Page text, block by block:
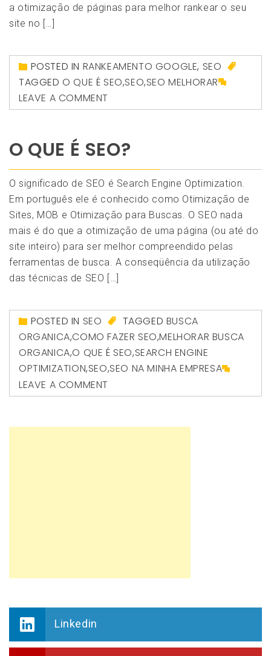
a otimização de páginas para melhor rankear o seu
site no […]
POSTED IN RANKEAMENTO GOOGLE, SEO
TAGGEDO QUE É SEO,SEO,SEO MELHORAR
LEAVE A COMMENT
O QUE É SEO?
O significado de SEO é Search Engine Optimization.
Em português ele é conhecido como Otimização de
Sites, MOB e Otimização para Buscas. O SEO nada
mais é do que a otimização de uma página (ou até do
site inteiro) para ser melhor compreendido pelas
ferramentas de busca. A conseqüência da utilização
das técnicas de SEO […]
POSTED IN SEO TAGGED BUSCA
ORGANICA,COMO FAZER SEO,MELHORAR BUSCA
ORGANICA,O QUE É SEO,SEARCH ENGINE
OPTIMIZATION,SEO,SEO NA MINHA EMPRESA
LEAVE A COMMENT
Linkedin